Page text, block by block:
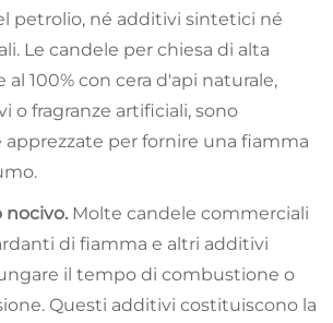
petrolio, né additivi sintetici né
Le candele per chiesa di alta
al 100% con cera d'api naturale,
o fragranze artificiali, sono
per fornire una fiamma
nocivo. Molte candele commerciali
di fiamma e altri additivi
il tempo di combustione o
Questi additivi costituiscono la